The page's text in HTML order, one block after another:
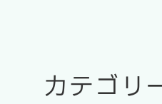
カテゴリ